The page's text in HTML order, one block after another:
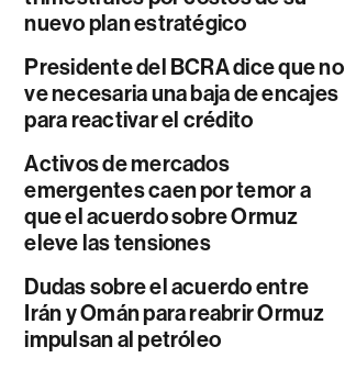
nuevo plan estratégico
Presidente del BCRA dice que no
ve necesaria una baja de encajes
para reactivar el crédito
Activos de mercados
emergentes caen por temor a
que el acuerdo sobre Ormuz
eleve las tensiones
Dudas sobre el acuerdo entre
Irán y Omán para reabrir Ormuz
impulsan al petróleo